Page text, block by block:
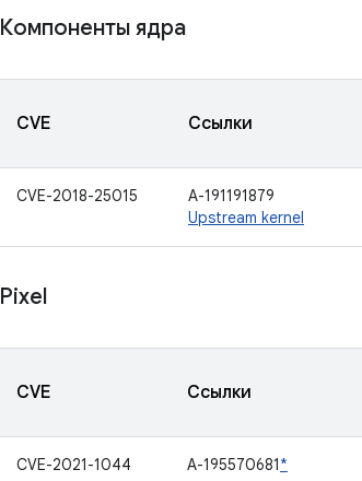
Компоненты ядра
CVE Ссылки
CVE-2018-25015
A-191191879
Upstream kernel
Pixel
CVE Ссылки
CVE-2021-1044 A-195570681*